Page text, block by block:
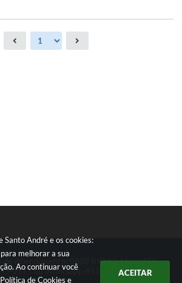
Santo André e os cookies:
melhorar a sua
Ao continuar você
Política de Cookies e
ACEITAR
de Atendimento: 0800 019 19 44 ou 156
0111 ou Whatsapp 4433-0123